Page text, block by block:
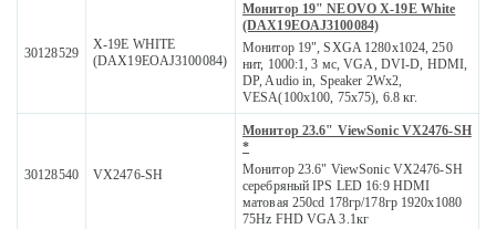
30128529
X-19E WHITE
(DAX19EOAJ3100084)
Монитор 19" NEOVO X-19E White
(DAX19EOAJ3100084)
Монитор 19", SXGA 1280x1024, 250
нит, 1000:1, 3 мс, VGA, DVI-D, HDMI,
DP, Audio in, Speaker 2Wx2,
VESA(100x100, 75x75), 6.8 кг.
30128540 VX2476-SH
Монитор 23.6" ViewSonic VX2476-SH
*
Монитор 23.6" ViewSonic VX2476-SH
серебряный IPS LED 16:9 HDMI
матовая 250cd 178гр/178гр 1920x1080
75Hz FHD VGA 3.1кг